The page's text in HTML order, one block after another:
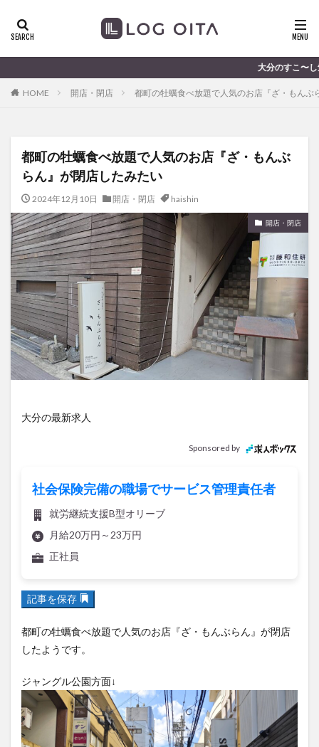
大分のすこ〜し気になる話題を届け
HOME 開店・閉店 都町の牡蠣食べ放題で人気のお店『ざ・もんぶ
都町の牡蠣食べ放題で人気のお店『ざ・もんぶ
らん』が閉店したみたい
2024年12月10日 開店・閉店 haishin
開店・閉店
大分の最新求人
Sponsored by
社会保険完備の職場でサービス管理責任者
就労継続支援B型オリーブ
月給20万円～23万円
正社員
記事を保存
都町の牡蠣食べ放題で人気のお店『ざ・もんぶらん』が閉店
したようです。
ジャングル公園方面↓
ディナー
haishin
haisin haisnin hasihin
hasishin
hishin
hqaishin JR
OPA
Paypay PR TOKIPO
あじさい
いちご うみたまご
おでかけ
お土産
お弁当 かき氷
くじゅう連山
ねとらぼ
ひまわり
ふるさと納税
まつり まとめ
みかん
むし湯
わさだタウン
わったん
アイススケート
アウトドア
アサイーボウル
アフリカンサファリ
アミュプラザおおいた
アレンジレシピ
アートプラザ
イタリア料理
ウクライナ
サイゼリヤ
サウナ
ジャマイカ料理
ジャークチキン
スイーツ
スタバ
セレクトショップ
チキンカレー
テイクアウト
トキハ本店
パン
パーク
ビアガーデン
ビール ピザ
フェス
フルーツ
ホーバークラフト
ミヤマキリシマ
ラクテンチ
ラバーダック
ランチ ラーメン
リニューアル
リンクスクエア
レトロ
レンタサイクル